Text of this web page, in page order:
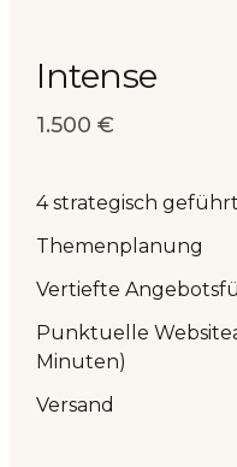
Intense
1.500 €
4 strategisch
Themenplanung
Vertiefte
Punktuelle
Minuten)
Versand